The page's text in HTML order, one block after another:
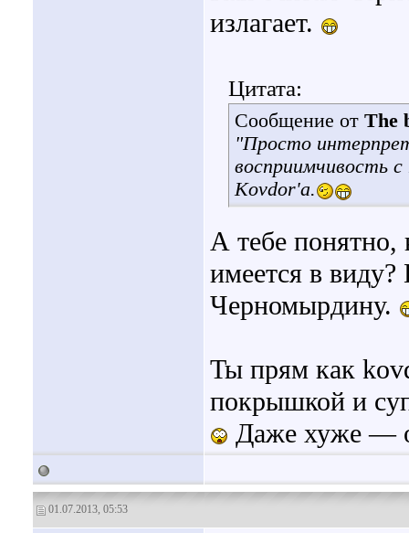
излагает.
Цитата:
Сообщение от The
"Просто
восприимчивость
Kovdor'а.
А тебе понятно,
имеется в виду?
Черномырдину.
Ты прям как
покрышкой и
Даже хуже —
01.07.2013, 05:53